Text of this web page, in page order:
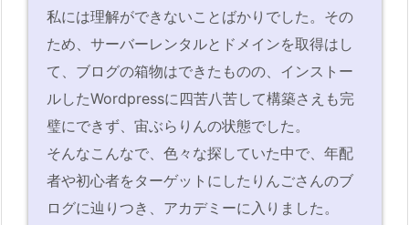
私には理解ができないことばかりでした。その
ため、サーバーレンタルとドメインを取得はし
て、ブログの箱物はできたものの、インストー
ルしたWordpressに四苦八苦して構築さえも完
璧にできず、宙ぶらりんの状態でした。
そんなこんなで、色々な探していた中で、年配
者や初心者をターゲットにしたりんごさんのブ
ログに辿りつき、アカデミーに入りました。